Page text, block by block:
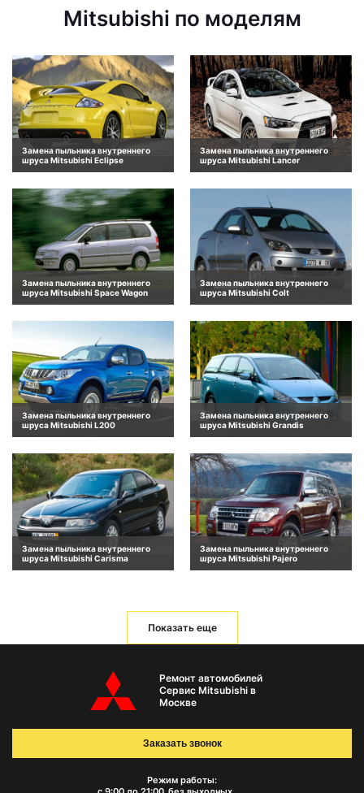
Mitsubishi по моделям
Замена пыльника внутреннего
шруса Mitsubishi Eclipse
Замена пыльника внутреннего
шруса Mitsubishi Lancer
Замена пыльника внутреннего
шруса Mitsubishi Space Wagon
Замена пыльника внутреннего
шруса Mitsubishi Colt
Замена пыльника внутреннего
шруса Mitsubishi L200
Замена пыльника внутреннего
шруса Mitsubishi Grandis
Замена пыльника внутреннего
шруса Mitsubishi Carisma
Замена пыльника внутреннего
шруса Mitsubishi Pajero
Показать еще
Ремонт автомобилей
Сервис Mitsubishi в
Москве
Режим работы:
Заказать звонок